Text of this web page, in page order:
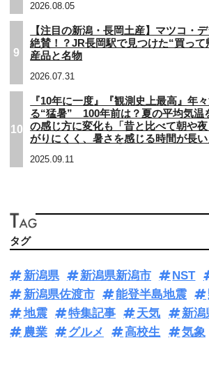
2026.08.05
9
【注目の新潟・長岡土産】マツコ・
絶賛！？JR長岡駅で見つけた“買って
産品と名物
2026.07.31
10
『10年に一度』『観測史上最高』年
る“猛暑” 100年前は？夏の平均気温
の感じ方に変化も「昔と比べて朝や
がりにくく、暑さを感じる時間が長い
2025.09.11
タグ
新潟県 新潟県新潟市 NST
新潟県佐渡市
能登半島地震
地震
特集記事 天気 新潟
農業
グルメ 高校生 気象